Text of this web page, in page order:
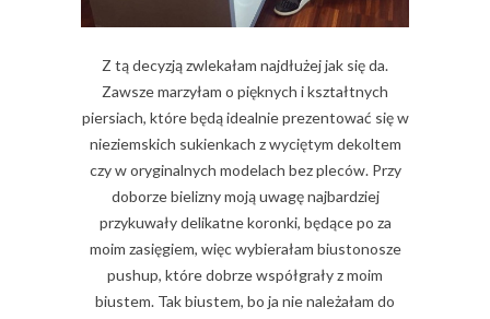
Z tą decyzją zwlekałam najdłużej jak się da.
Zawsze marzyłam o pięknych i kształtnych
piersiach, które będą idealnie prezentować się w
nieziemskich sukienkach z wyciętym dekoltem
czy w oryginalnych modelach bez pleców. Przy
doborze bielizny moją uwagę najbardziej
przykuwały delikatne koronki, będące po za
moim zasięgiem, więc wybierałam biustonosze
pushup, które dobrze współgrały z moim
biustem. Tak biustem, bo ja nie należałam do